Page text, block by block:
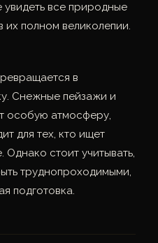
увидеть все природные
их полном великолепии.
в
Снежные пейзажи и
особую атмосферу,
для тех, кто ищет
Однако стоит учитывать,
труднопроходимыми,
подготовка.